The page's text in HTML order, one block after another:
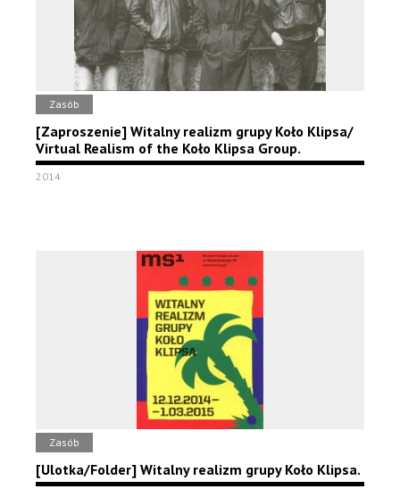
Zasób
[Zaproszenie] Witalny realizm grupy Koło Klipsa/
Virtual Realism of the Koło Klipsa Group.
2014
Zasób
[Ulotka/Folder] Witalny realizm grupy Koło Klipsa.